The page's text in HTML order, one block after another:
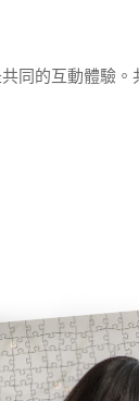
同的互動體驗